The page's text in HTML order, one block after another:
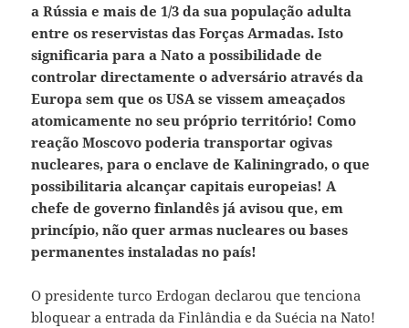
a Rússia e mais de 1/3 da sua população adulta
entre os reservistas das Forças Armadas. Isto
significaria para a Nato a possibilidade de
controlar directamente o adversário através da
Europa sem que os USA se vissem ameaçados
atomicamente no seu próprio território! Como
reação Moscovo poderia transportar ogivas
nucleares, para o enclave de Kaliningrado, o que
possibilitaria alcançar capitais europeias! A
chefe de governo finlandês já avisou que, em
princípio, não quer armas nucleares ou bases
permanentes instaladas no país!
O presidente turco Erdogan declarou que tenciona
bloquear a entrada da Finlândia e da Suécia na Nato!